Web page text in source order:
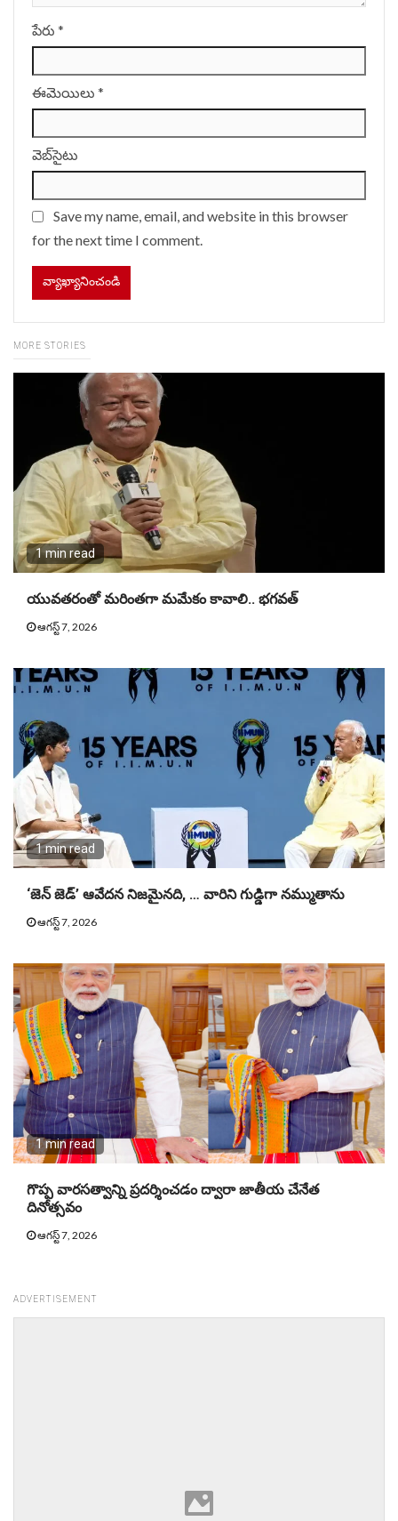
పేరు *
ఈమెయిలు *
వెబ్‌సైటు
Save my name, email, and website in this browser
for the next time I comment.
MORE STORIES
1 min read
యువతరంతో మరింతగా మమేకం కావాలి.. భగవత్
ఆగస్ట్ 7, 2026
1 min read
‘జెన్ జెడ్’ ఆవేదన నిజమైనది, … వారిని గుడ్డిగా నమ్ముతాను
ఆగస్ట్ 7, 2026
1 min read
గొప్ప వారసత్వాన్ని ప్రదర్శించడం ద్వారా జాతీయ చేనేత
దినోత్సవం
ఆగస్ట్ 7, 2026
ADVERTISEMENT